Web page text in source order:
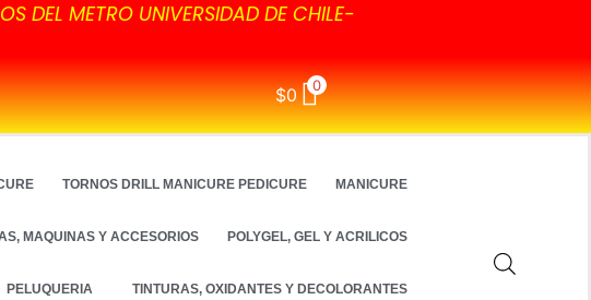
DEL METRO UNIVERSIDAD DE CHILE-
$0 0
TORNOS DRILL MANICURE PEDICURE MANICURE
MAQUINAS Y ACCESORIOS POLYGEL, GEL Y ACRILICOS
PELUQUERIA TINTURAS, OXIDANTES Y DECOLORANTES